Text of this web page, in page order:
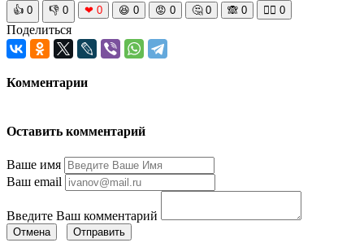
👍 0 👎 0 ❤ 0 😆 0 😡 0 🤔 0 🙈 0 🧘‍♀️ 0
Поделиться
Комментарии
Оставить комментарий
Ваше имя
Ваш email
Введите Ваш комментарий
Отмена Отправить